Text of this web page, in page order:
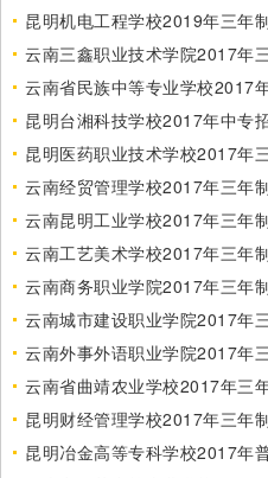
昆明机电工程学校2019年三年
云南三鑫职业技术学院2017年
云南省民族中等专业学校2017
昆明台湘科技学校2017年中专
昆明医药职业技术学校2017年
云南经贸管理学校2017年三年
云南昆明工业学校2017年三年
云南工艺美术学校2017年三年
云南商务职业学院2017年三年
云南城市建设职业学院2017年
章
云南外事外语职业学院2017年
章
云南省曲靖农业学校2017年三
昆明财经管理学校2017年三年
昆明冶金高等专科学校2017年